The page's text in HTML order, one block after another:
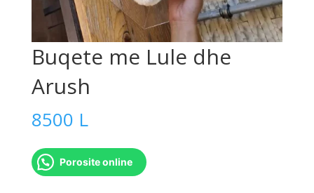
Buqete me Lule dhe
Arush
8500 L
Porosite online